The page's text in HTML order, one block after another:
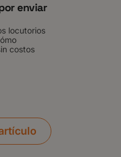
enviar
locutorios
costos